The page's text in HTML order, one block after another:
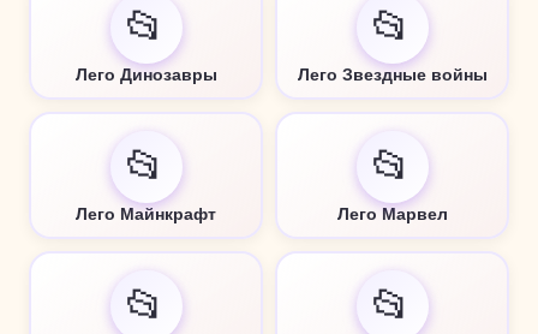
📂
Лего Динозавры
📂
Лего Звездные войны
📂
Лего Майнкрафт
📂
Лего Марвел
📂 📂